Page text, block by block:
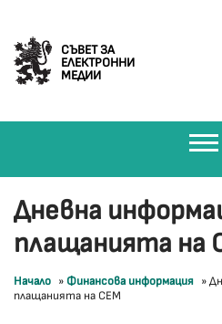
СЪВЕТ ЗА
ЕЛЕКТРОННИ
МЕДИИ
Дневна
плащанията на
Начало » Финансова информация »
плащанията на СЕМ